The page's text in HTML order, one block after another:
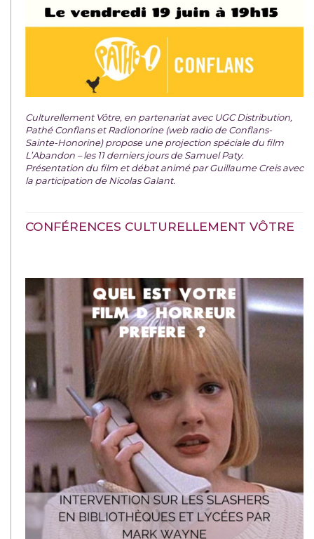
Culturellement Vôtre, en partenariat avec UGC Distribution,
Pathé Conflans et Radionorine (web radio de Conflans-
Sainte-Honorine) propose une projection spéciale du film
L’Abandon – les 11 derniers jours de Samuel Paty.
Présentation du film et débat animé par Guillaume Creis avec
la participation de Nicolas Galant.
CONFÉRENCES CULTURELLEMENT VÔTRE